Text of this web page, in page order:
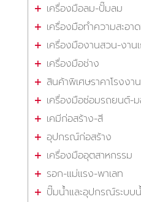
เครื่องมือลม-ปั๊มลม
เครื่องมือทำความสะอา
เครื่องมืองานสวน-งาน
เครื่องมือช่าง
สินค้าพิเศษราคาโรงงาน
เครื่องมือซ่อมรถยนต์-ม
เคมีก่อสร้าง-สี
อุปกรณ์ก่อสร้าง
เครื่องมืออุตสาหกรรม
รอก-แม่แรง-พาเลท
ปั๊มน้ำและอุปกรณ์ระบบ